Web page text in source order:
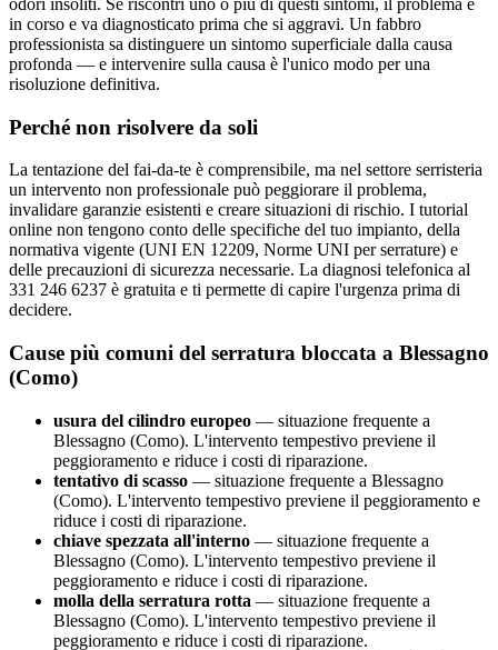
odori insoliti. Se riscontri uno o più di questi sintomi, il problema è
in corso e va diagnosticato prima che si aggravi. Un fabbro
professionista sa distinguere un sintomo superficiale dalla causa
profonda — e intervenire sulla causa è l'unico modo per una
risoluzione definitiva.
Perché non risolvere da soli
La tentazione del fai-da-te è comprensibile, ma nel settore serristeria
un intervento non professionale può peggiorare il problema,
invalidare garanzie esistenti e creare situazioni di rischio. I tutorial
online non tengono conto delle specifiche del tuo impianto, della
normativa vigente (UNI EN 12209, Norme UNI per serrature) e
delle precauzioni di sicurezza necessarie. La diagnosi telefonica al
331 246 6237 è gratuita e ti permette di capire l'urgenza prima di
decidere.
Cause più comuni del serratura bloccata a Blessagno
(Como)
usura del cilindro europeo — situazione frequente a
Blessagno (Como). L'intervento tempestivo previene il
peggioramento e riduce i costi di riparazione.
tentativo di scasso — situazione frequente a Blessagno
(Como). L'intervento tempestivo previene il peggioramento e
riduce i costi di riparazione.
chiave spezzata all'interno — situazione frequente a
Blessagno (Como). L'intervento tempestivo previene il
peggioramento e riduce i costi di riparazione.
molla della serratura rotta — situazione frequente a
Blessagno (Como). L'intervento tempestivo previene il
peggioramento e riduce i costi di riparazione.